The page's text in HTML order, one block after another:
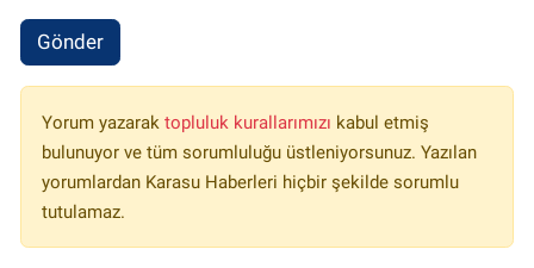
Gönder
Yorum yazarak topluluk kurallarımızı kabul etmiş
bulunuyor ve tüm sorumluluğu üstleniyorsunuz. Yazılan
yorumlardan Karasu Haberleri hiçbir şekilde sorumlu
tutulamaz.